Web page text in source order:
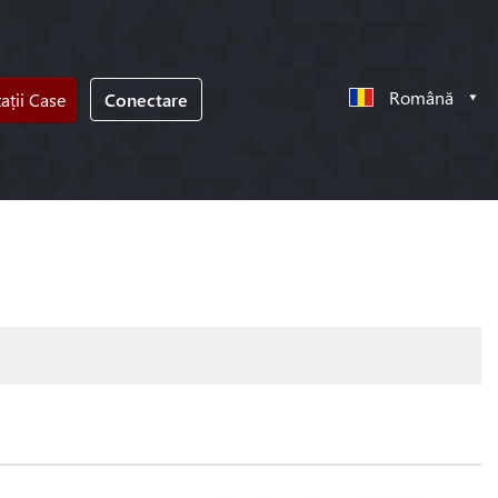
Case Conectare Română